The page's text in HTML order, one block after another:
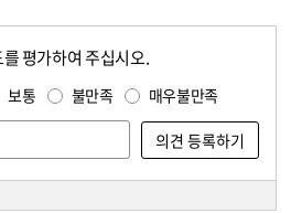
평가하여 주십시오.
보통 불만족 매우불만족